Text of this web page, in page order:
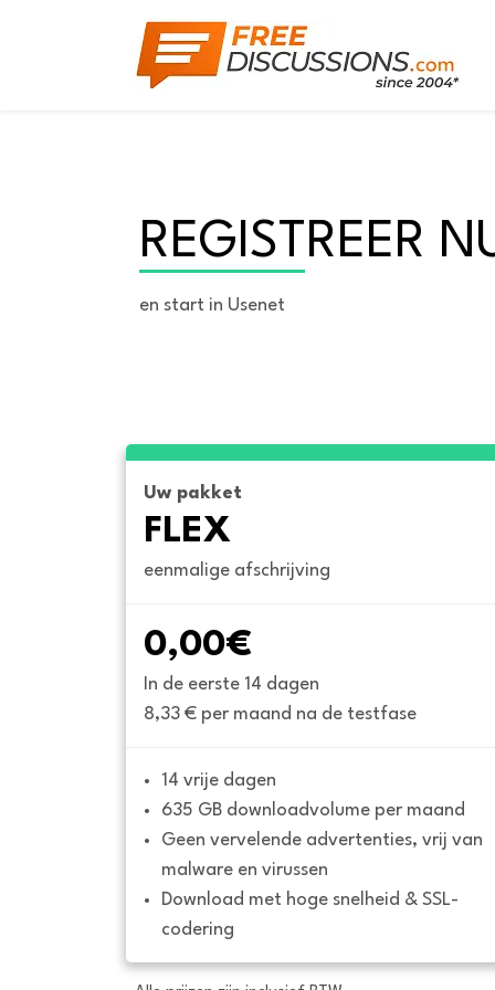
REGISTREER
en start in Usenet
Uw pakket
FLEX
eenmalige afschrijving
0,00€
In de eerste 14 dagen
8,33 € per maand na de testfase
14 vrije dagen
635 GB downloadvolume per maand
Geen vervelende advertenties, vrij van
malware en virussen
Download met hoge snelheid & SSL-
codering